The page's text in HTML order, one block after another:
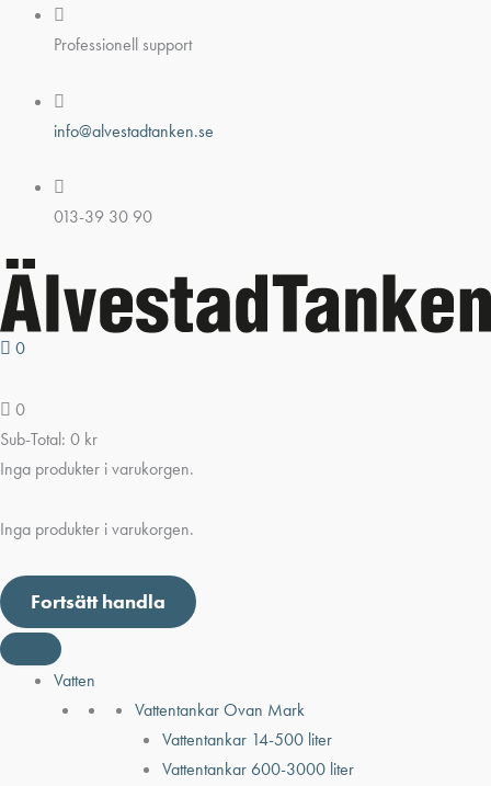
Hoppa
Professionell support
info@alvestadtanken.se
013-39 30 90
0
0
Sub-Total: 0 kr
Inga produkter i varukorgen.
Inga produkter i varukorgen.
Fortsätt handla
Vatten
Vattentankar Ovan Mark
Vattentankar 14-500 liter
Vattentankar 600-3000 liter